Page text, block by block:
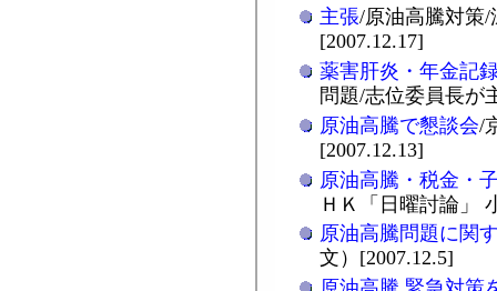
主張/原油高騰対策/
[2007.12.17]
薬害肝炎・年金記
問題/志位委員長が
原油高騰で懇談会/
[2007.12.13]
原油高騰・税金・
ＨＫ「日曜討論」
原油高騰問題に関
文）[2007.12.5]